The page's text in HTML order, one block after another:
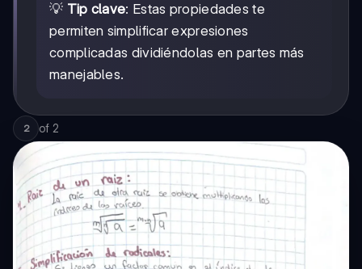
💡 Tip clave: Estas propiedades te
permiten simplificar expresiones
complicadas dividiéndolas en partes más
manejables.
2 of 2